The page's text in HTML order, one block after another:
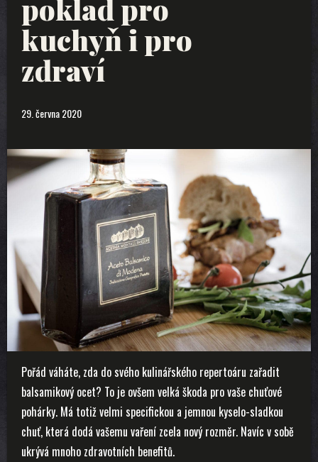
poklad pro
kuchyň i pro
zdraví
29. června 2020
Pořád váháte, zda do svého kulinářského repertoáru zařadit
balsamikový ocet? To je ovšem velká škoda pro vaše chuťové
pohárky. Má totiž velmi specifickou a jemnou kyselo-sladkou
chuť, která dodá vašemu vaření zcela nový rozměr. Navíc v sobě
ukrývá mnoho zdravotních benefitů.